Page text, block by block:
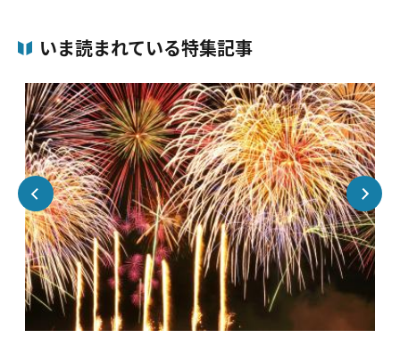
いま読まれている特集記事